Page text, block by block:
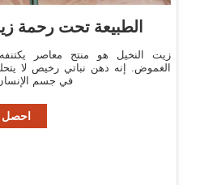
‫الطبيعة تحت رحمة
الغموض. إنه دهن نباتي رخيص لا
في جسم
احصل